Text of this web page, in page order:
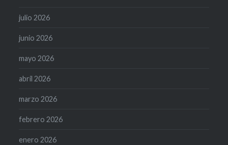
julio 2026
junio 2026
mayo 2026
abril 2026
marzo 2026
febrero 2026
enero 2026